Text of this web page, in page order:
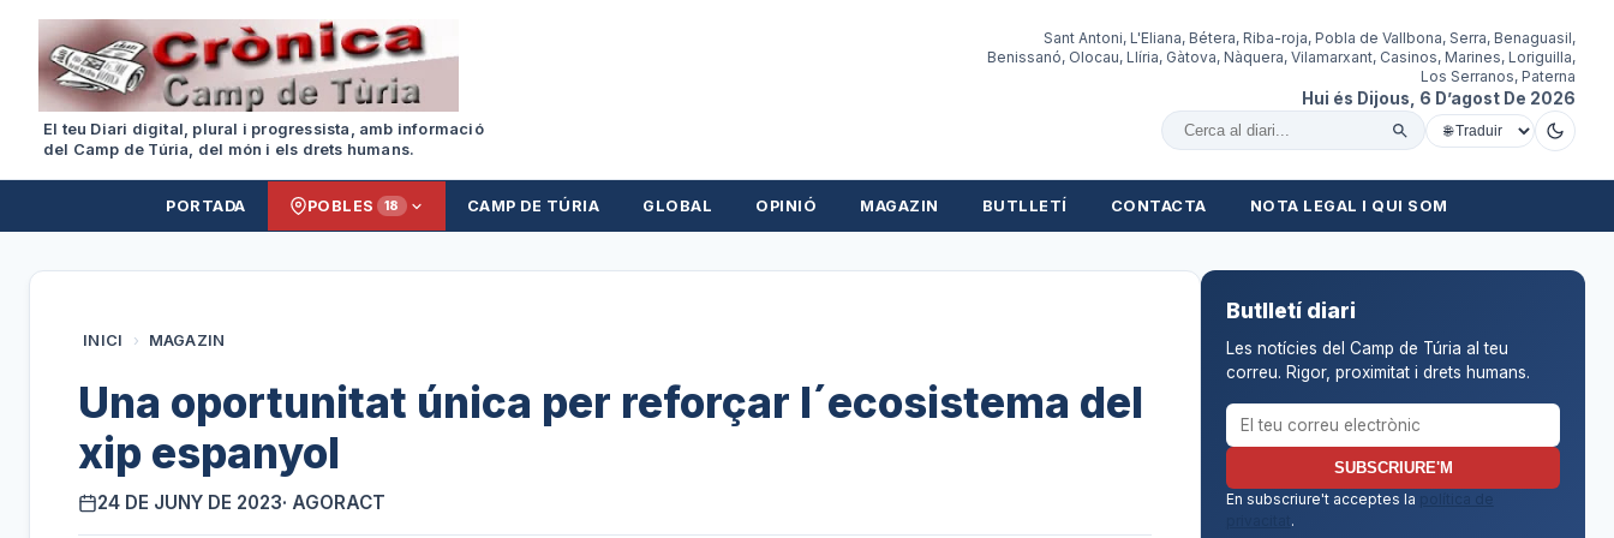
El teu Diari digital, plural i progressista, amb informació
del Camp de Túria, del món i els drets humans.
Sant Antoni, L'Eliana, Bétera, Riba-roja, Pobla de Vallbona, Serra, Benaguasil,
Benissanó, Olocau, Llíria, Gàtova, Nàquera, Vilamarxant, Casinos, Marines, Loriguilla,
Los Serranos, Paterna
Hui és Dijous, 6 D’agost De 2026
Cercar al diari
PORTADA POBLES 18 CAMP DE TÚRIA GLOBAL OPINIÓ MAGAZIN BUTLLETÍ CONTACTA NOTA LEGAL I QUI SOM
INICI › MAGAZIN
Una oportunitat única per reforçar l´ecosistema del
xip espanyol
24 DE JUNY DE 2023· AGORACT
Butlletí diari
Les notícies del Camp de Túria al teu
correu. Rigor, proximitat i drets humans.
Correu electrònic per al butlletí
SUBSCRIURE'M
En subscriure't acceptes la
política de
.